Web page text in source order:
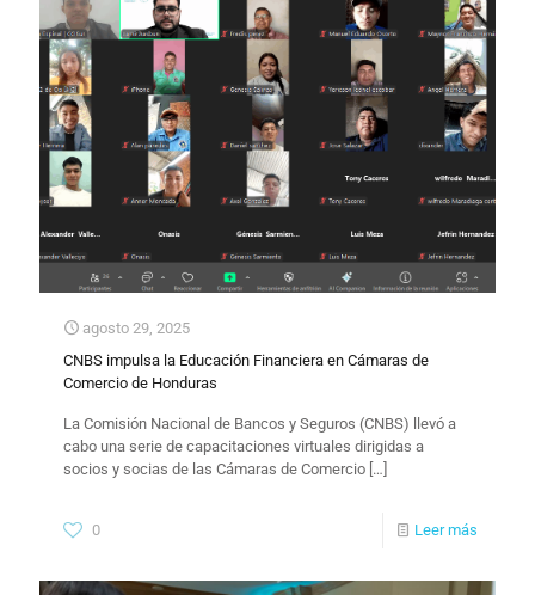
agosto 29, 2025
CNBS impulsa la Educación Financiera en Cámaras de
Comercio de Honduras
La Comisión Nacional de Bancos y Seguros (CNBS) llevó a
cabo una serie de capacitaciones virtuales dirigidas a
socios y socias de las Cámaras de Comercio […]
0 Leer más